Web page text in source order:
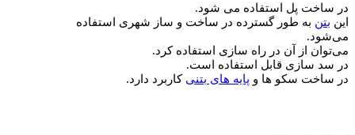
در ساخت پل استفاده می‌ شود.
این بتن به طور گسترده در ساخت و ساز شهری استفاده
می‌شود.
می‌توان از آن در راه سازی استفاده کرد.
در سد سازی قابل استفاده است.
در ساخت سکو ها و پایه‌ های بتنی کاربرد دارد.